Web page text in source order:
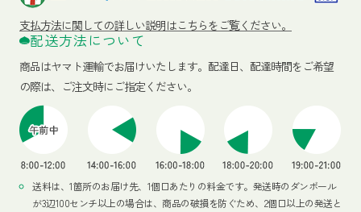
支払方法に関しての詳しい説明はこちらをご覧ください。
配送方法について
商品はヤマト運輸でお届けいたします。 配達日、配達時間をご希望
の際は、ご注文時にご指定ください。
送料は、1箇所のお届け先、1個口あたりの料金です。発送時のダンボール
が3辺100センチ以上の場合は、商品の破損を防ぐため、2個口以上の発送と